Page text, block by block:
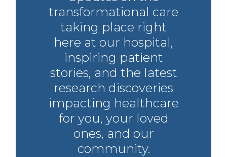
transformational care
taking place right
here at our hospital,
inspiring patient
stories, and the latest
research discoveries
impacting healthcare
for you, your loved
ones, and our
community.